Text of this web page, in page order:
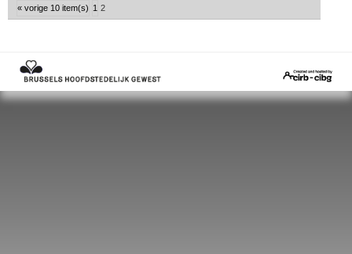
« vorige 10 item(s) 1 2